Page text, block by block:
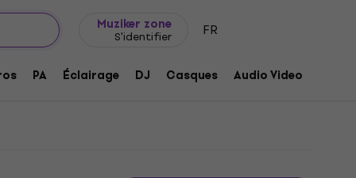
Muziker zone
S'identifier FR
PA Éclairage DJ Casques Audio Video